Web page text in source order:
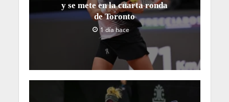
y se mete en la cuarta ronda
de Toronto
1 día hace